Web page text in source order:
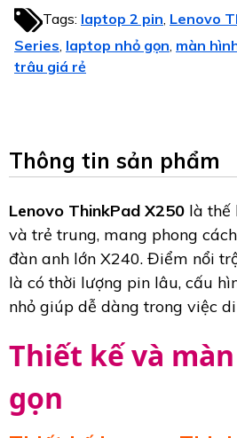
Tags: laptop 2 pin Lenovo
Series, laptop nhỏ gọn, màn
trâu giá rẻ
Thông tin sản phẩm
Lenovo ThinkPad X250 là thế
và trẻ trung, mang phong
đàn anh lớn X240. Điểm nổi
là có thời lượng pin lâu, cấu
nhỏ giúp dễ dàng trong việc
Thiết kế và
gọn